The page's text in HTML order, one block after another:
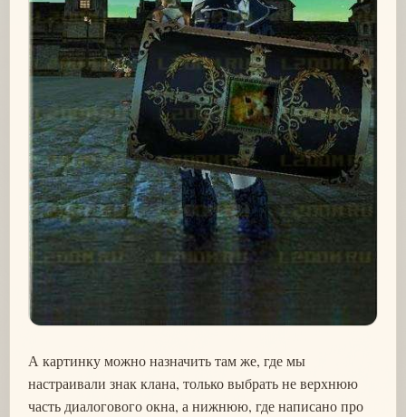
А картинку можно назначить там же, где мы
настраивали знак клана, только выбрать не верхнюю
часть диалогового окна, а нижнюю, где написано про